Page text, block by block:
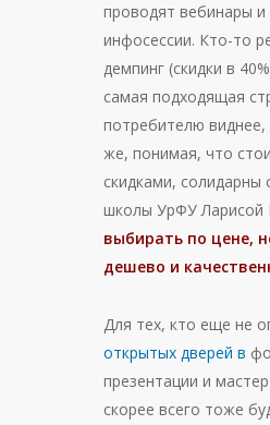
проводят вебинары и
инфосессии. Кто-то
демпинг (скидки в
самая подходящая
потребителю
же, понимая, что
скидками, солидарны
школы УрФУ
выбирать по цене,
дешево и
Для тех, кто еще не
открытых дверей в
презентации и
скорее всего тоже